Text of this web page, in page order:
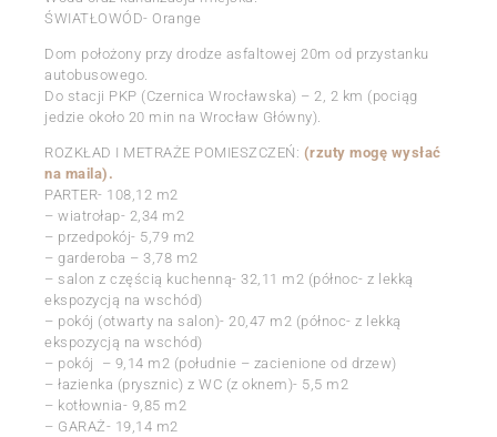
ŚWIATŁOWÓD- Orange
Dom położony przy drodze asfaltowej 20m od przystanku
autobusowego.
Do stacji PKP (Czernica Wrocławska) – 2, 2 km (pociąg
jedzie około 20 min na Wrocław Główny).
ROZKŁAD I METRAŻE POMIESZCZEŃ: (rzuty mogę wysłać
na maila).
PARTER- 108,12 m2
– wiatrołap- 2,34 m2
– przedpokój- 5,79 m2
– garderoba – 3,78 m2
– salon z częścią kuchenną- 32,11 m2 (północ- z lekką
ekspozycją na wschód)
– pokój (otwarty na salon)- 20,47 m2 (północ- z lekką
ekspozycją na wschód)
– pokój – 9,14 m2 (południe – zacienione od drzew)
– łazienka (prysznic) z WC (z oknem)- 5,5 m2
– kotłownia- 9,85 m2
– GARAŻ- 19,14 m2